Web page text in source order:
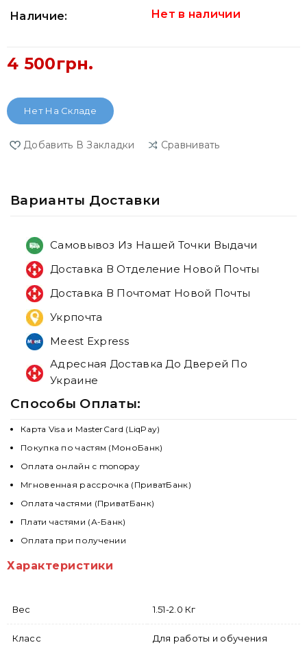
Наличие: Нет в наличии
4 500грн.
Нет На Складе
Добавить В Закладки Сравнивать
Варианты Доставки
Самовывоз Из Нашей Точки Выдачи
Доставка В Отделение Новой Почты
Доставка В Почтомат Новой Почты
Укрпочта
Meest Express
Адресная Доставка До Дверей По
Украине
Способы Оплаты:
Карта Visa и MasterCard (LiqPay)
Покупка по частям (МоноБанк)
Оплата онлайн с monopay
Мгновенная рассрочка (ПриватБанк)
Оплата частями (ПриватБанк)
Плати частями (А-Банк)
Оплата при получении
Характеристики
Вес 1.51-2.0 Кг
Класс Для работы и обучения